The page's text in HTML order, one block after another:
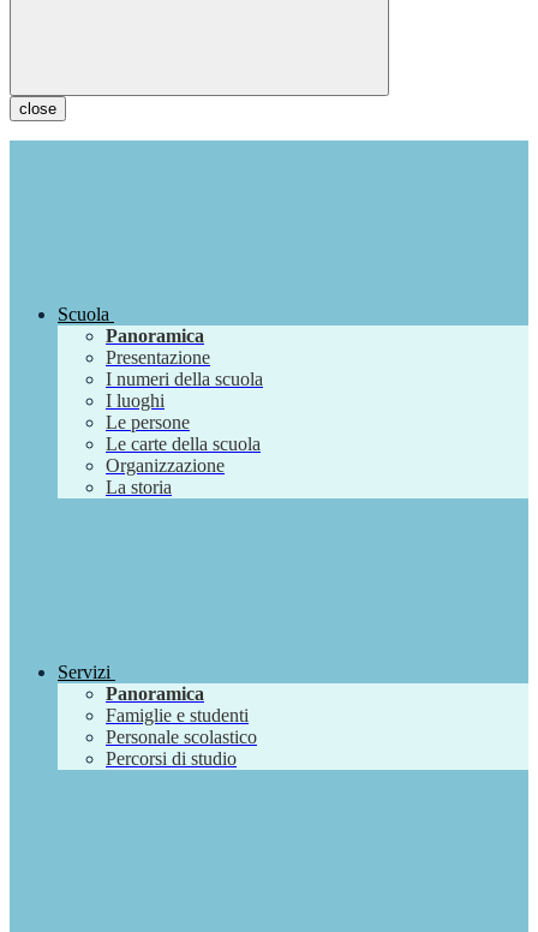
close
Scuola
Panoramica
Presentazione
I numeri della scuola
I luoghi
Le persone
Le carte della scuola
Organizzazione
La storia
Servizi
Panoramica
Famiglie e studenti
Personale scolastico
Percorsi di studio